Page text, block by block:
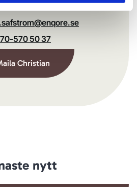
570 50 37
Christian
nytt